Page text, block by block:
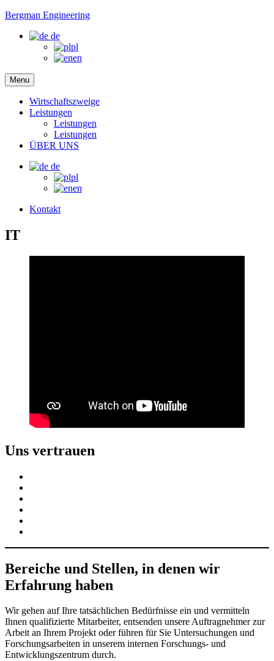
Bergman Engineering
de
pl
en
Menu
Wirtschaftszweige
Leistungen
Leistungen
Leistungen
ÜBER UNS
de
pl
en
Kontakt
IT
Uns vertrauen
Bereiche und Stellen, in denen wir
Erfahrung haben
Wir gehen auf Ihre tatsächlichen Bedürfnisse ein und vermitteln
Ihnen qualifizierte Mitarbeiter, entsenden unsere Auftragnehmer zur
Arbeit an Ihrem Projekt oder führen für Sie Untersuchungen und
Forschungsarbeiten in unserem internen Forschungs- und
Entwicklungszentrum durch.